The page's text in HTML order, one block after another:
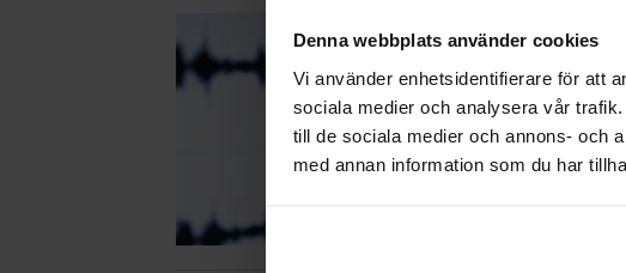
Denna webbplats använder cookies
Vi använder enhetsidentifierare för att
sociala medier och analysera vår
till de sociala medier och annons- och
med annan information som du har